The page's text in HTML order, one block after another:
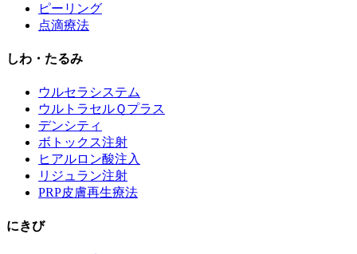
ピーリング
点滴療法
しわ・たるみ
ウルセラシステム
ウルトラセルＱプラス
デンシティ
ボトックス注射
ヒアルロン酸注入
リジュラン注射
PRP皮膚再生療法
にきび